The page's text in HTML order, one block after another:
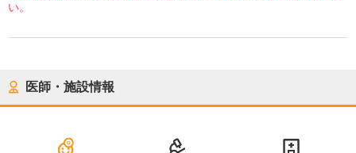
い。
医師・施設情報